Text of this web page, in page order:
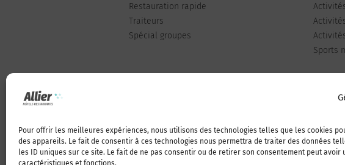
Pour offrir les meilleures expériences, nous utilisons des technologies telles que les cookies
des appareils. Le fait de consentir à ces technologies nous permettra de traiter des données
les ID uniques sur ce site. Le fait de ne pas consentir ou de retirer son consentement peut avoir
caractéristiques et fonctions.
Restauration rapide
Traiteurs
Spécial groupes
Sports
Qui sommes-nous Publiez